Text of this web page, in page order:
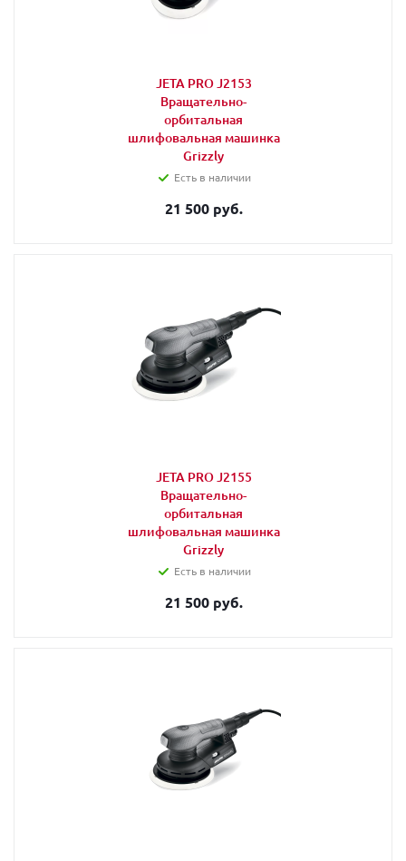
JETA PRO J2153
Вращательно-
орбитальная
шлифовальная машинка
Grizzly
Есть в наличии
21 500 руб.
JETA PRO J2155
Вращательно-
орбитальная
шлифовальная машинка
Grizzly
Есть в наличии
21 500 руб.